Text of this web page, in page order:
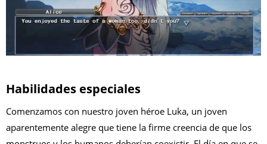
Habilidades especiales
Comenzamos con nuestro joven héroe Luka, un joven
aparentemente alegre que tiene la firme creencia de que los